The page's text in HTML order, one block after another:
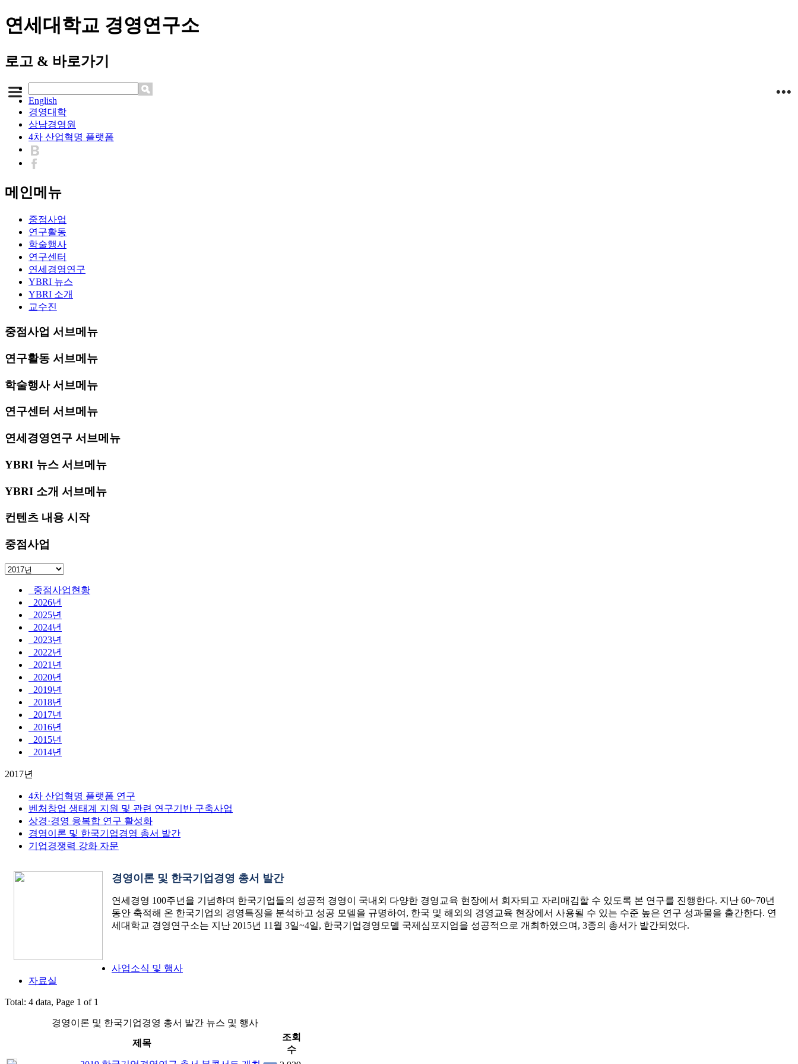
연세대학교 경영연구소
로고 & 바로가기
English
경영대학
상남경영원
4차 산업혁명 플랫폼
메인메뉴
중점사업
연구활동
학술행사
연구센터
연세경영연구
YBRI 뉴스
YBRI 소개
교수진
중점사업 서브메뉴
연구활동 서브메뉴
학술행사 서브메뉴
연구센터 서브메뉴
연세경영연구 서브메뉴
YBRI 뉴스 서브메뉴
YBRI 소개 서브메뉴
컨텐츠 내용 시작
중점사업
중점사업현황
2026년
2025년
2024년
2023년
2022년
2021년
2020년
2019년
2018년
2017년
2016년
2015년
2014년
2017년
4차 산업혁명 플랫폼 연구
벤처창업 생태계 지원 및 관련 연구기반 구축사업
상경·경영 융복합 연구 활성화
경영이론 및 한국기업경영 총서 발간
기업경쟁력 강화 자문
경영이론 및 한국기업경영 총서 발간
연세경영 100주년을 기념하며 한국기업들의 성공적 경영이 국내외 다양한 경영교육 현장에서 회자되고 자리매김할 수 있도록 본 연구를 진행한다. 지난 60~70년
동안 축적해 온 한국기업의 경영특징을 분석하고 성공 모델을 규명하여, 한국 및 해외의 경영교육 현장에서 사용될 수 있는 수준 높은 연구 성과물을 출간한다. 연
세대학교 경영연구소는 지난 2015년 11월 3일~4일, 한국기업경영모델 국제심포지엄을 성공적으로 개최하였으며, 3종의 총서가 발간되었다.
사업소식 및 행사
자료실
Total: 4 data, Page 1 of 1
경영이론 및 한국기업경영 총서 발간 뉴스 및 행사
제목
조회
수